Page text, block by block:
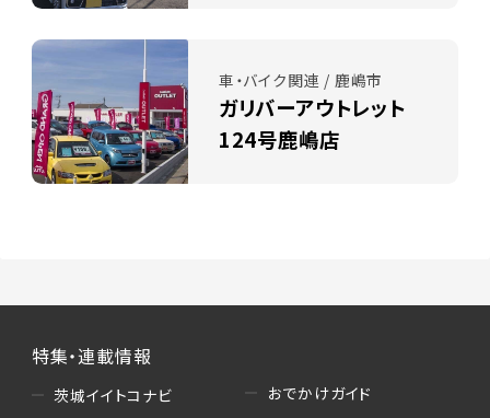
車・バイク関連 / 鹿嶋市
ガリバーアウトレット
124号鹿嶋店
特集・連載情報
茨城イイトコナビ
おでかけガイド